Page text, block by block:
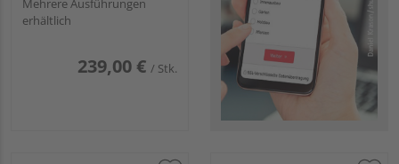
"DESIGN WPC ALU"
Mehrere Ausführungen
erhältlich
239,00 € / Stk.